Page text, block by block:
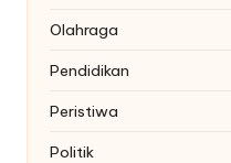
Olahraga
Pendidikan
Peristiwa
Politik